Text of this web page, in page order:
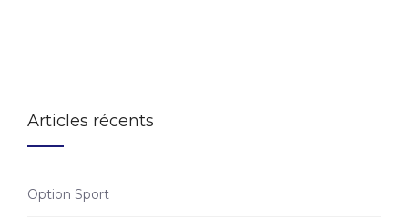
Articles récents
Option Sport